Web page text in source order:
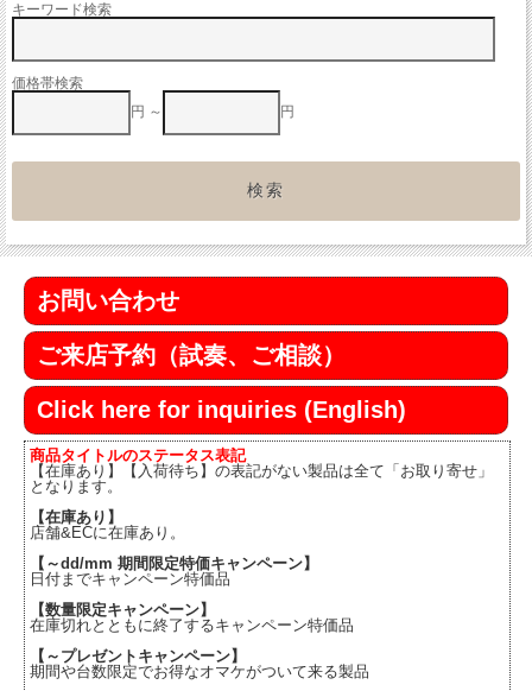
キーワード検索
価格帯検索
円 ～
円
お問い合わせ
ご来店予約（試奏、ご相談）
Click here for inquiries (English)
商品タイトルのステータス表記
【在庫あり】【入荷待ち】の表記がない製品は全て「お取り寄せ」
となります。
【在庫あり】
店舗&ECに在庫あり。
【～dd/mm 期間限定特価キャンペーン】
日付までキャンペーン特価品
【数量限定キャンペーン】
在庫切れとともに終了するキャンペーン特価品
【～プレゼントキャンペーン】
期間や台数限定でお得なオマケがついて来る製品